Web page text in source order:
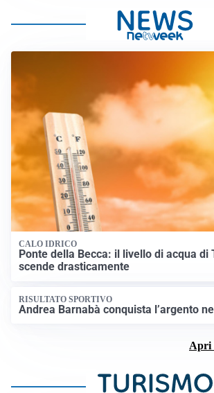
CALO IDRICO
Ponte della Becca: il livello di acqua di
scende drasticamente
RISULTATO SPORTIVO
Andrea Barnabà conquista l’argento
Apri